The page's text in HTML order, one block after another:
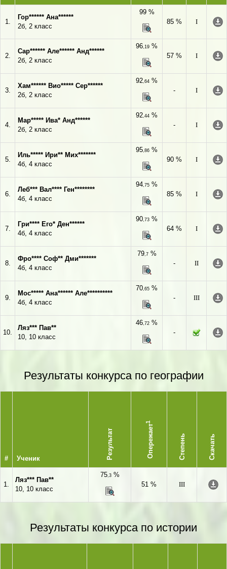
1.
Гор****** Ана******
2б, 2 класс
99 %
85 %
I
2.
Сар****** Але****** Анд******
2б, 2 класс
96,19 %
57 %
I
3.
Хам****** Вио***** Сер******
2б, 2 класс
92,64 %
-
I
4.
Мар***** Ива* Анд******
2б, 2 класс
92,44 %
-
I
5.
Иль***** Ири** Мих*******
4б, 4 класс
95,86 %
90 %
I
6.
Леб*** Вал**** Ген********
4б, 4 класс
94,75 %
85 %
I
7.
Гри**** Его* Ден******
4б, 4 класс
90,73 %
64 %
I
8.
Фро**** Соф** Дми*******
4б, 4 класс
79,7%
-
II
9.
Мос***** Ана****** Але**********
4б, 4 класс
70,65 %
-
III
10.
Ляз*** Пав**
10, 10 класс
46,72 %
-
Результаты конкурса по географии
# Ученик Результат Опережает
1
Степень Скачать
1.
Ляз*** Пав**
10, 10 класс
75,3%
51 %
III
Результаты конкурса по истории